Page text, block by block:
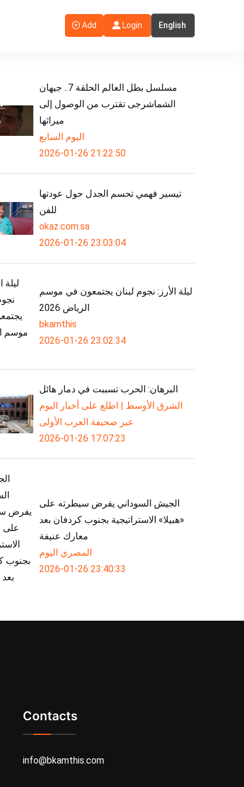
Add Login
مسلسل بطل العالم الحلقة 7.. جيهان
الشماشرجى تقترب من الوصول إلى
ميراثها
اليوم السابع
2026-01-26 21:22:50
تيسير فهمي تحسم الجدل حول عودتها
للفن
okaz.com.sa
2026-01-26 23:03:04
ليلة الأرز: نجوم لبنان يجتمعون في موسم
الرياض 2026
bkamthis
2026-01-26 23:02:34
البرهان: الحرب تسببت في دمار هائل
الشرق الأوسط | اطلع على أخبار اليوم
عبر صحيفة العرب الأولى
2026-01-26 17:07:23
الجيش السوداني يفرض سيطرته على
«هبيلا» الاستراتيجية بجنوب كردفان بعد
معارك عنيفة
المصري اليوم
2026-01-26 23:40:33
Contacts
info@bkamthis.com